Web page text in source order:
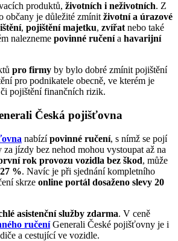
produktů, životních i neživotních. Z
občany je důležité zmínit životní a úrazové
, pojištění majetku, zvířat nebo také
nalezneme povinné ručenía havarijní
pro firmy by bylo dobré zmínit pojištění
pro podnikatele obecně, ve kterém je
pojištění finančních rizik.
Česká pojišťovna
nabízípovinné ručení, s nímž se pojí
jízdy bez nehod mohou vystoupat až na
rok provozu vozidla bez škod, může
27 %. Navíc je při sjednání kompletního
skrze online portál dosaženo slevy 20
asistenční služby zdarma. V ceně
ručeníGenerali České pojišťovny je i
a cestující ve vozidle.